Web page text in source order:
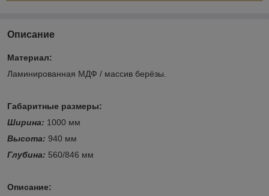
Описание
Материал:
Ламинированная МДФ / массив берёзы.
Габаритные размеры:
Ширина: 1000 мм
Высота: 940 мм
Глубина: 560/846 мм
Описание: